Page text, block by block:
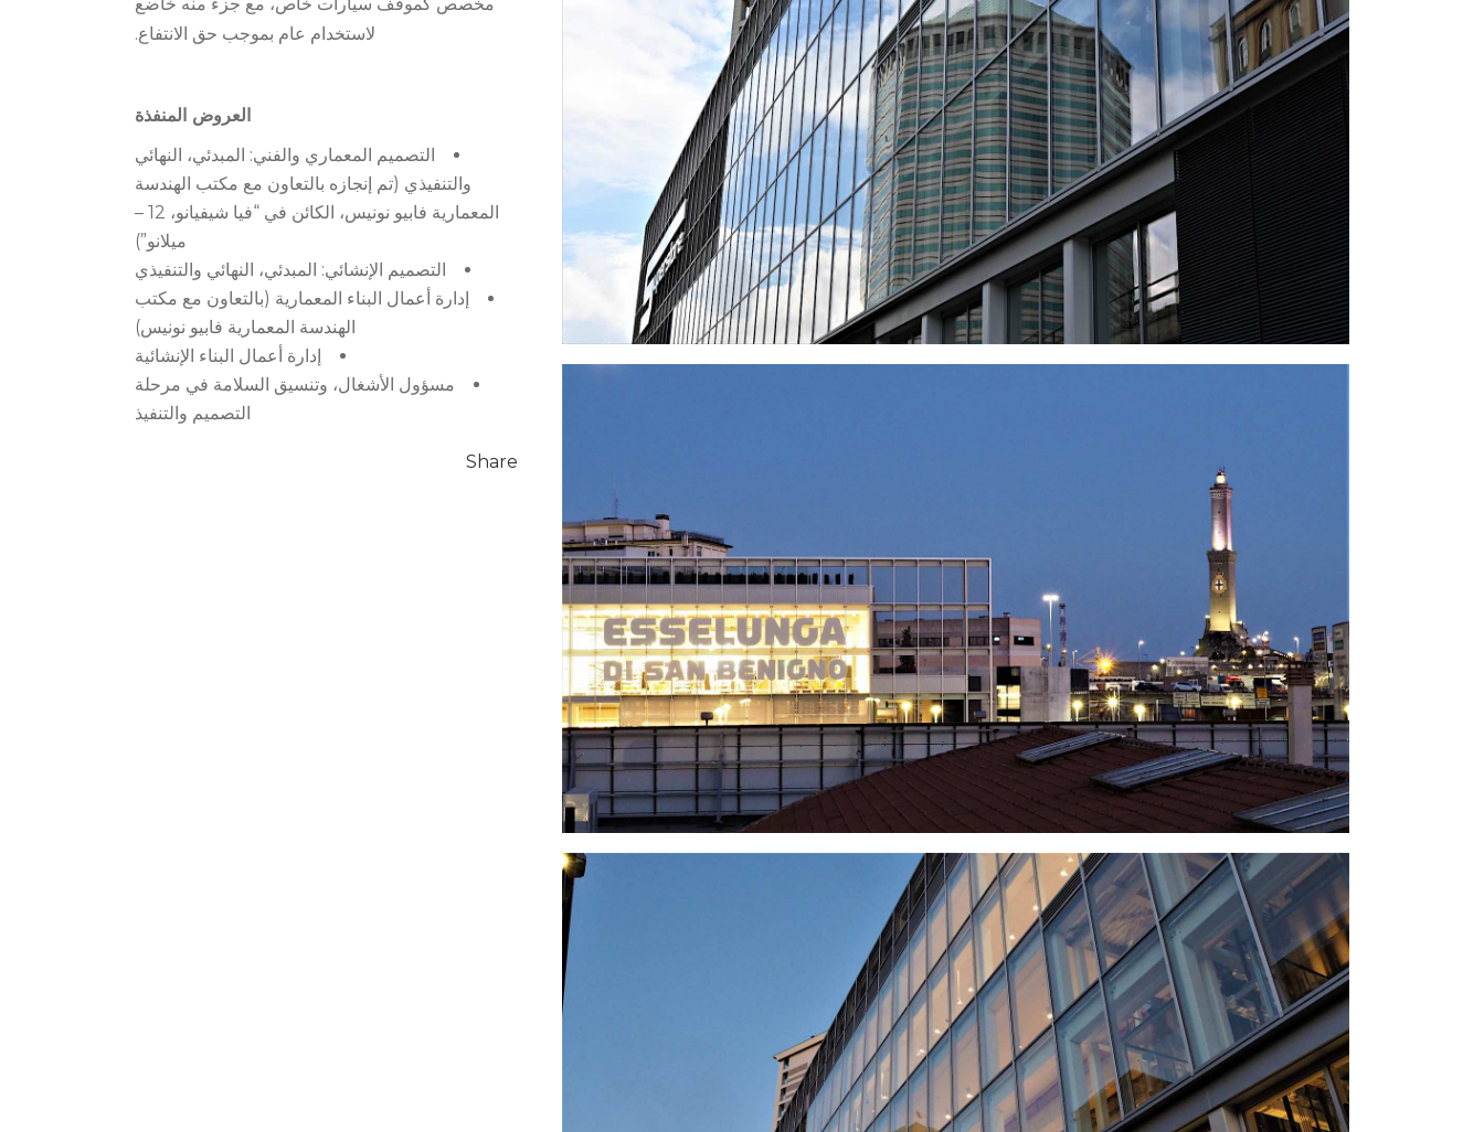
لاستخدام عام بموجب حق الانتفاع.
العروض المنفذة
التصميم المعماري والفني: المبدئي، النهائي
والتنفيذي (تم إنجازه بالتعاون مع مكتب الهندسة
المعمارية فابيو نونيس، الكائن في “فيا شيفيانو، 12 –
ميلانو”)
التصميم الإنشائي: المبدئي، النهائي والتنفيذي
إدارة أعمال البناء المعمارية (بالتعاون مع مكتب
الهندسة المعمارية فابيو نونيس)
إدارة أعمال البناء الإنشائية
مسؤول الأشغال، وتنسيق السلامة في مرحلة
التصميم والتنفيذ
Share